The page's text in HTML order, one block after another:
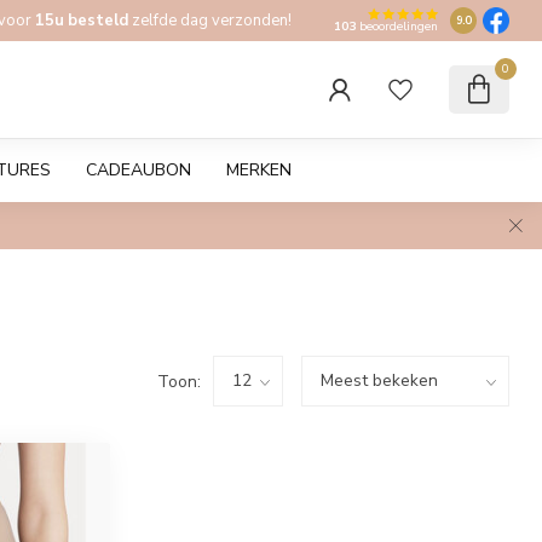
15u besteld zelfde dag verzonden! 103 beoordelingen 9.0
0
CADEAUBON MERKEN
Toon: